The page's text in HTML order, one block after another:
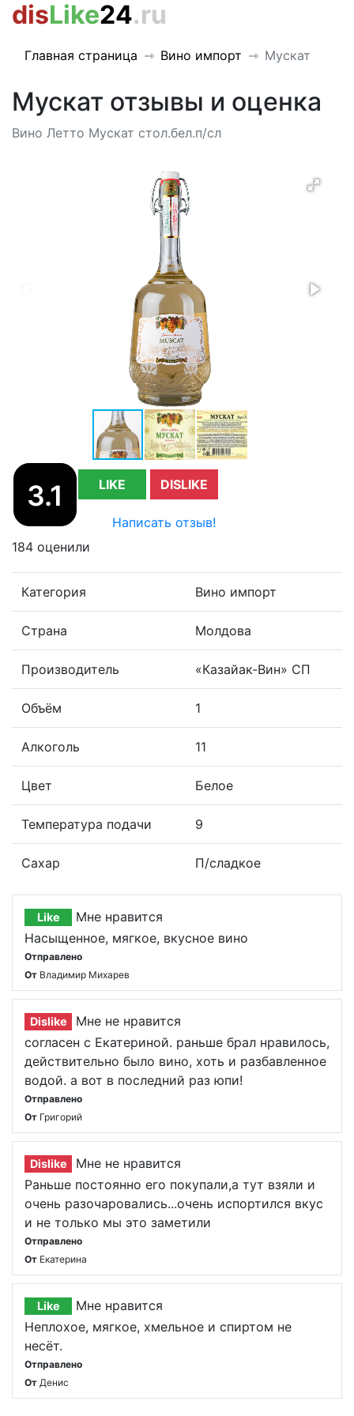
disLike24.ru
Главная страница Вино импорт Мускат
Мускат отзывы и оценка
Вино Летто Мускат стол.бел.п/сл
3.1 LIKE DISLIKE
Написать отзыв!
184 оценили
Категория Вино импорт
Страна Молдова
Производитель «Казайак-Вин» СП
Объём 1
Алкоголь 11
Цвет Белое
Температура подачи 9
Сахар П/сладкое
Like
Мне нравится
Насыщенное, мягкое, вкусное вино
Отправлено
От Владимир Михарев
Dislike
Мне не нравится
согласен с Екатериной. раньше брал нравилось,
действительно было вино, хоть и разбавленное
водой. а вот в последний раз юпи!
Отправлено
От Григорий
Dislike
Мне не нравится
Раньше постоянно его покупали,а тут взяли и
очень разочаровались...очень испортился вкус
и не только мы это заметили
Отправлено
От Екатерина
Like
Мне нравится
Неплохое, мягкое, хмельное и спиртом не
несёт.
Отправлено
От Денис